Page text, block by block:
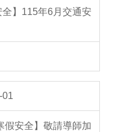
全】115年6月交通安
01
假安全】敬請導師加